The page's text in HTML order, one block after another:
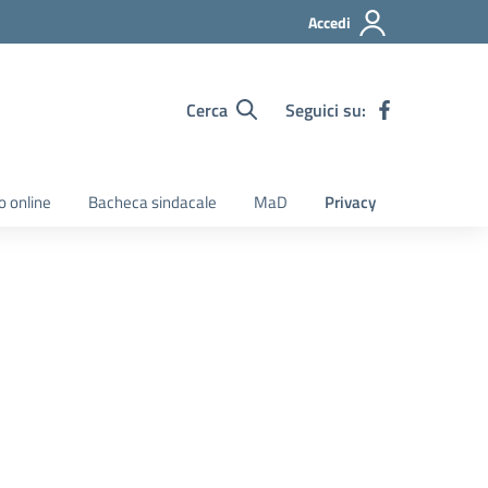
Accedi
Cerca Seguici su:
online Bacheca sindacale MaD Privacy